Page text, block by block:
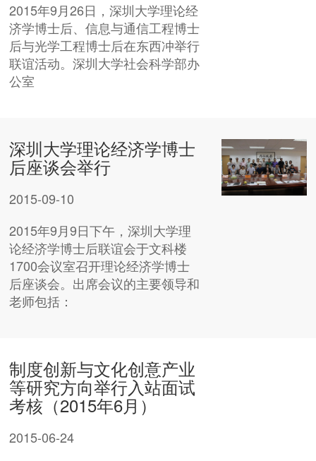
2015年9月26日，深圳大学理论经
济学博士后、信息与通信工程博士
后与光学工程博士后在东西冲举行
联谊活动。深圳大学社会科学部办
公室
深圳大学理论经济学博士
后座谈会举行
2015-09-10
2015年9月9日下午，深圳大学理
论经济学博士后联谊会于文科楼
1700会议室召开理论经济学博士
后座谈会。出席会议的主要领导和
老师包括：
制度创新与文化创意产业
等研究方向举行入站面试
考核（2015年6月）
2015-06-24